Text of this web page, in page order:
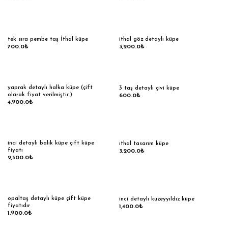
tek sıra pembe taş İthal küpe
700.0₺
ithal göz detaylı küpe
3,200.0₺
yaprak detaylı halka küpe (çift
olarak fiyat verilmiştir.)
4,900.0₺
3 taş detaylı çivi küpe
600.0₺
inci detaylı balık küpe çift küpe
fiyatı
2,500.0₺
ıthal tasarım küpe
3,200.0₺
opaltaş detaylı küpe çift küpe
fiyatıdır
1,900.0₺
inci detaylı kuzeyyıldız küpe
1,400.0₺